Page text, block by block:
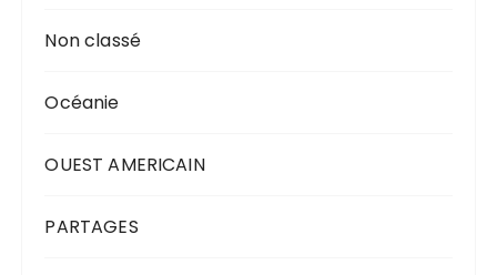
Non classé
Océanie
OUEST AMERICAIN
PARTAGES